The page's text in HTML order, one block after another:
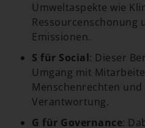
Umweltaspekte wie
Ressourcenschonung
Emissionen.
S für Social: Dieser
Umgang mit
Menschenrechten
Verantwortung.
G für Governance: